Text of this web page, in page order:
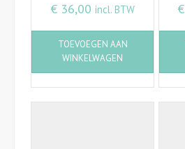
€
€36,00 incl. BTW
TOEVOEGEN AAN
WINKELWAGEN